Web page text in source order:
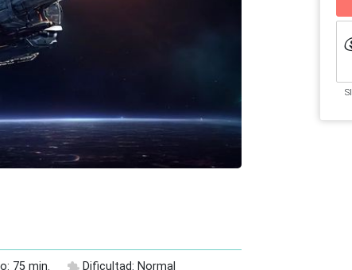
75 min. Dificultad: Normal